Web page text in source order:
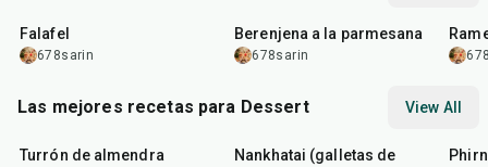
Falafel
678sarin
Berenjena a la parmesana
678sarin
Las mejores recetas para Dessert View All
Turrón de almendra
Nankhatai (galletas de